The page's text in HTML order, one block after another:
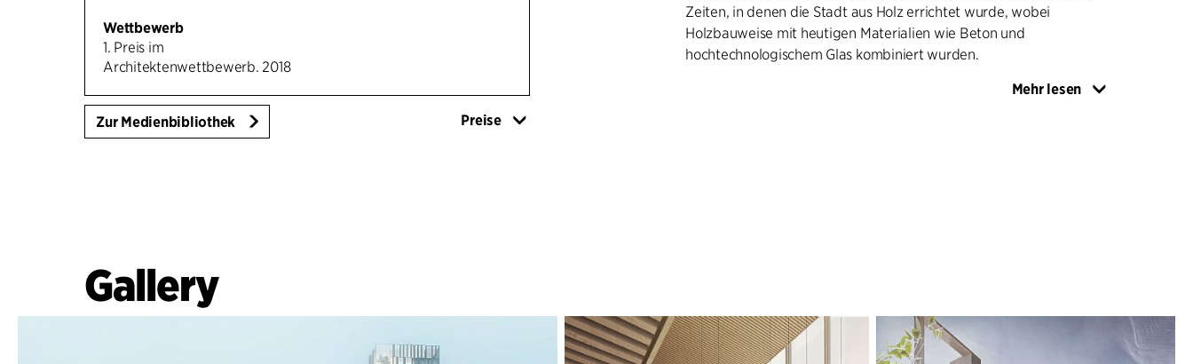
Wettbewerb
1. Preis im
Architektenwettbewerb. 2018
Zur Medienbibliothek Preise
Zeiten, in denen die Stadt aus Holz errichtet wurde, wobei
Holzbauweise mit heutigen Materialien wie Beton und
hochtechnologischem Glas kombiniert wurden.
Im Turm gibt es sehr viel Tageslicht. Die Arbeitsplätze verfügen
Im Sockel wurde eine Umgebungen geschaffen, in denen man sich
leicht zurechtfindet. Die Struktur der Gebäude ist klar und zeichnet
sich durch gute Verbindungen zwischen den verschiedenen
Mehr lesen
Gallery